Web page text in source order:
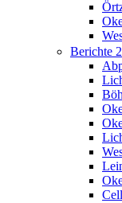
Berichte